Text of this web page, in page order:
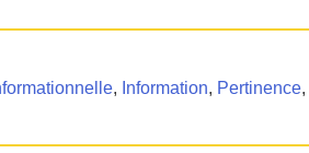
, Information, Pertinence,